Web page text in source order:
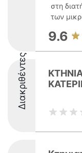
στη
των
9.6
Διακριθέντες